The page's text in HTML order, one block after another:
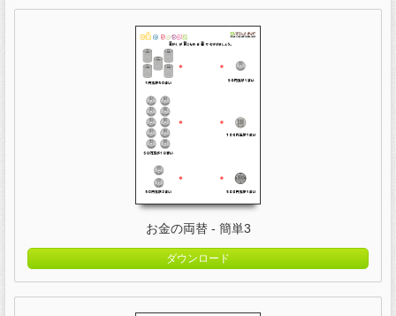
お金の両替 - 簡単3
ダウンロード